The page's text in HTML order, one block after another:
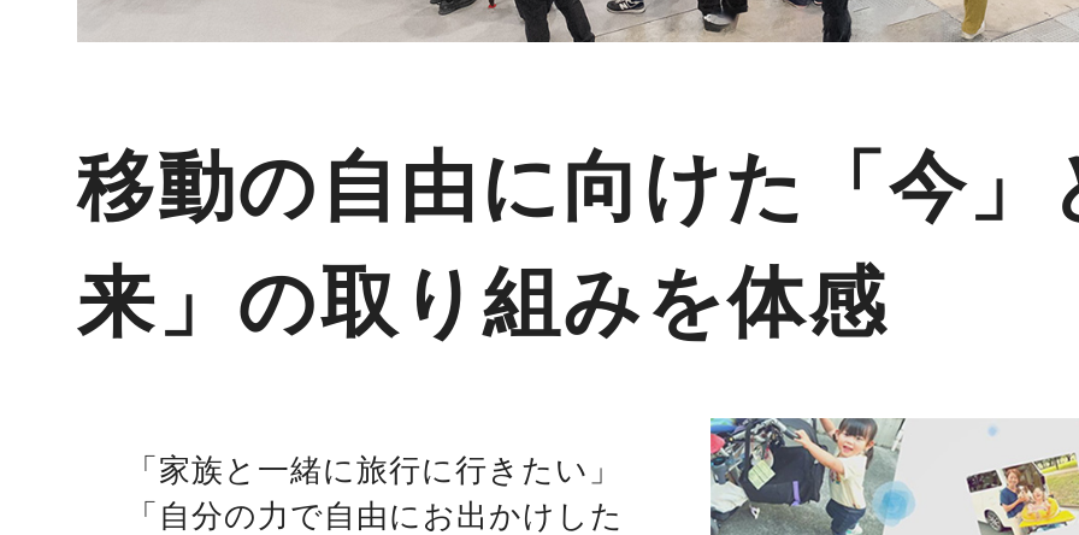
移動の自由に向けた「今」
来」の取り組みを体感
「家族と一緒に旅行に行きたい」
「自分の力で自由にお出かけした